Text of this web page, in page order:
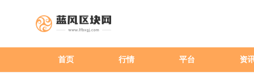
首页 行情 平台 资